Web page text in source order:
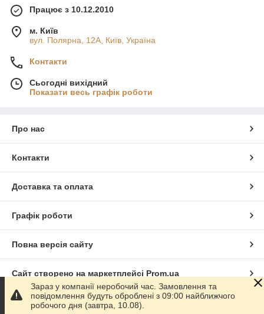
Працює з 10.12.2010
м. Київ
вул. Полярна, 12А, Київ, Україна
Контакти
Сьогодні вихідний
Показати весь графік роботи
Про нас
Контакти
Доставка та оплата
Графік роботи
Повна версія сайту
Сайт створено на маркетплейсі Prom.ua
Політика конфіденційності
Зараз у компанії неробочий час. Замовлення та
повідомлення будуть оброблені з 09:00 найближчого
робочого дня (завтра, 10.08).